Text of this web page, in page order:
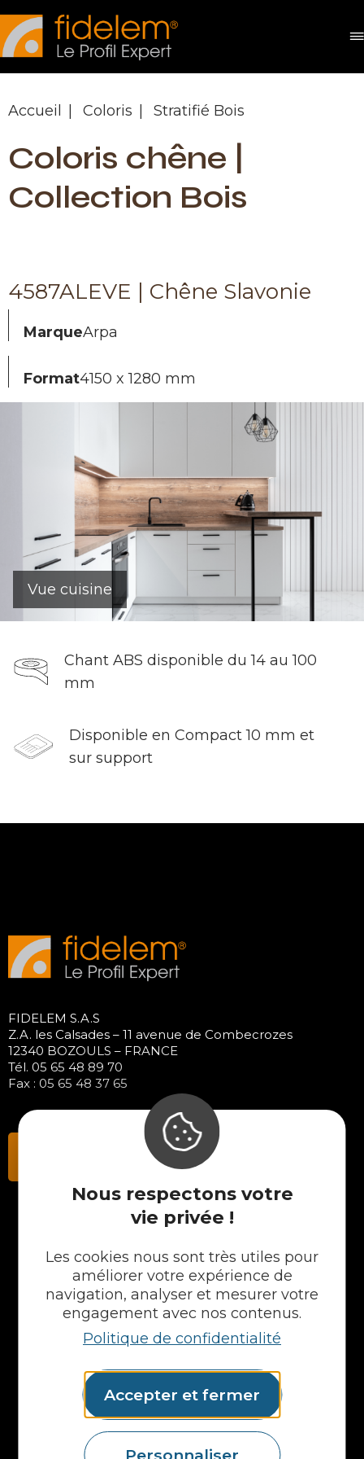
Panneau de gestion des cookies
Nous respectons votre
vie privée !
Les cookies nous sont très utiles pour
améliorer votre expérience de
navigation, analyser et mesurer votre
engagement avec nos contenus.
Politique de confidentialité
Accepter et fermer
Accueil Coloris Stratifié Bois
Coloris chêne |
Collection Bois
4587ALEVE | Chêne Slavonie
MarqueArpa
Format4150 x 1280 mm
Vue cuisine
Chant ABS disponible du 14 au 100
mm
Disponible en Compact 10 mm et
sur support
FIDELEM S.A.S
Z.A. les Calsades – 11 avenue de Combecrozes
12340 BOZOULS – FRANCE
Tél. 05 65 48 89 70
Fax : 05 65 48 37 65
Contactez-nous
Plans en Stratifié
Plans en Compact
Crédences
Cuves
Portes et façades
Formes spéciales
Etagères
Accessoires
Plans vasques
Mural